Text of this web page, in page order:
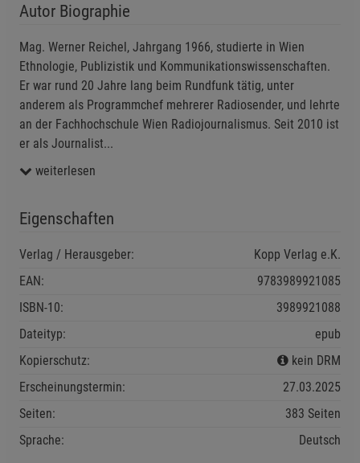
Autor Biographie
Mag. Werner Reichel, Jahrgang 1966, studierte in Wien
Ethnologie, Publizistik und Kommunikationswissenschaften.
Er war rund 20 Jahre lang beim Rundfunk tätig, unter
anderem als Programmchef mehrerer Radiosender, und lehrte
an der Fachhochschule Wien Radiojournalismus. Seit 2010 ist
er als Journalist...
weiterlesen
Eigenschaften
Verlag / Herausgeber:
Kopp Verlag e.K.
EAN:
9783989921085
ISBN-10:
3989921088
Dateityp:
epub
Kopierschutz:
kein DRM
Erscheinungstermin:
27.03.2025
Seiten:
383 Seiten
Sprache:
Deutsch